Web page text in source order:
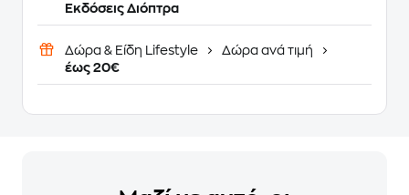
Εκδόσεις Διόπτρα
Δώρα & Είδη Lifestyle
Δώρα ανά τιμή
έως 20€